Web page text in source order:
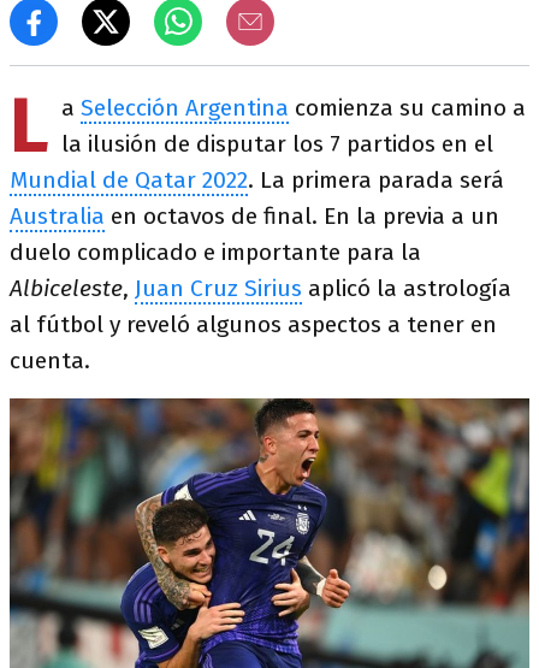
L a Selección Argentina comienza su camino a
la ilusión de disputar los 7 partidos en el
Mundial de Qatar 2022. La primera parada será
Australia en octavos de final. En la previa a un
duelo complicado e importante para la
Albiceleste, Juan Cruz Sirius aplicó la astrología
al fútbol y reveló algunos aspectos a tener en
cuenta.